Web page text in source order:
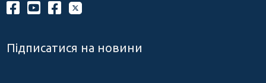
Підписатися на новини